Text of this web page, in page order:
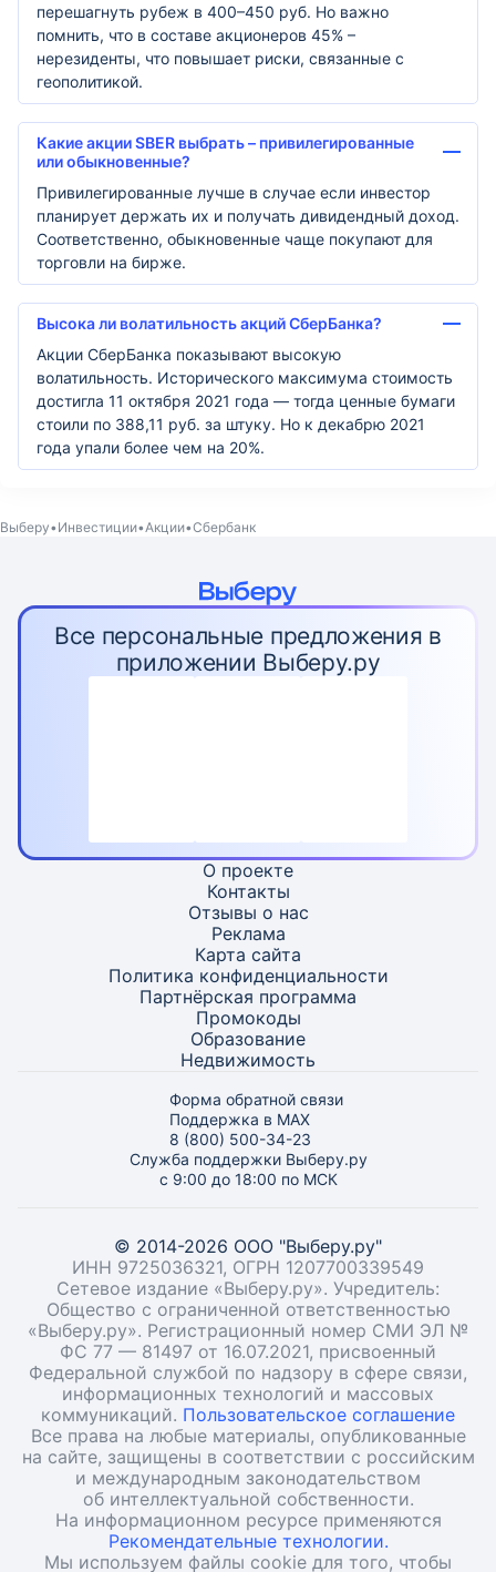
перешагнуть рубеж в 400–450 руб. Но важно
помнить, что в составе акционеров 45% –
нерезиденты, что повышает риски, связанные с
геополитикой.
Какие акции SBER выбрать – привилегированные
или обыкновенные?
Привилегированные лучше в случае если инвестор
планирует держать их и получать дивидендный доход.
Соответственно, обыкновенные чаще покупают для
торговли на бирже.
Высока ли волатильность акций СберБанка?
Акции СберБанка показывают высокую
волатильность. Исторического максимума стоимость
достигла 11 октября 2021 года — тогда ценные бумаги
стоили по 388,11 руб. за штуку. Но к декабрю 2021
года упали более чем на 20%.
Выберу Инвестиции Акции Сбербанк
Все персональные предложения в
приложении Выберу.ру
О проекте
Контакты
Отзывы о нас
Реклама
Карта сайта
Политика конфиденциальности
Партнёрская программа
Промокоды
Образование
Недвижимость
Форма обратной связи
Поддержка в MAX
8 (800) 500-34-23
Служба поддержки Выберу.ру
с 9:00 до 18:00 по МСК
© 2014-2026 ООО "Выберу.ру"
ИНН 9725036321, ОГРН 1207700339549
Сетевое издание «Выберу.ру». Учредитель:
Общество с ограниченной ответственностью
«Выберу.ру». Регистрационный номер СМИ ЭЛ №
ФС 77 — 81497 от 16.07.2021, присвоенный
Федеральной службой по надзору в сфере связи,
информационных технологий и массовых
коммуникаций. Пользовательское соглашение
Все права на любые материалы, опубликованные
на сайте, защищены в соответствии с российским
и международным законодательством
об интеллектуальной собственности.
На информационном ресурсе применяются
Рекомендательные технологии.
Мы используем файлы cookie для того, чтобы